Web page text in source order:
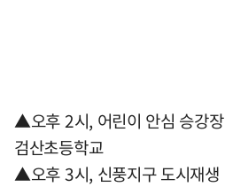
▲오후 2시, 어린이 안심 승강
검산초등학교
▲오후 3시, 신풍지구 도시재생